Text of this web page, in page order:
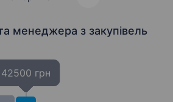
менеджера з закупівель
42500 грн